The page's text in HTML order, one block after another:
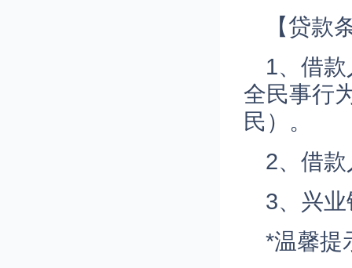
【贷款
1、借
全民事行
民）。
2、借
3、兴
*温馨提